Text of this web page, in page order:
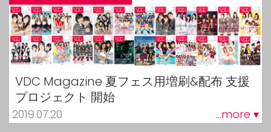
VDC Magazine 夏フェス用増刷&配布 支援
プロジェクト 開始
2019.07.20 ...more ▾